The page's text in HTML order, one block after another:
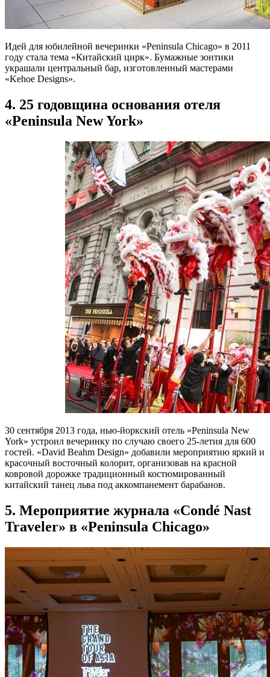
Идей для юбилейной вечеринки «Peninsula Chicago» в 2011
году стала тема «Китайский цирк». Бумажные зонтики
украшали центральный бар, изготовленный мастерами
«Kehoe Designs».
4. 25 годовщина основания отеля
«Peninsula New York»
30 сентября 2013 года, нью-йоркский отель «Peninsula New
York» устроил вечеринку по случаю своего 25-летия для 600
гостей. «David Beahm Design» добавили мероприятию яркий и
красочный восточный колорит, организовав на красной
ковровой дорожке традиционный костюмированный
китайский танец льва под аккомпанемент барабанов.
5. Мероприятие журнала «Condé Nast
Traveler» в «Peninsula Chicago»